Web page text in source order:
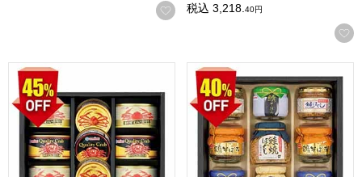
お気に入りに登録する
税込 3,218.40円
キョクヨー＆宝幸＆ウミオスかに缶詰ギフト【夏の贈りも
ニッスイ＆ウミオス海の幸